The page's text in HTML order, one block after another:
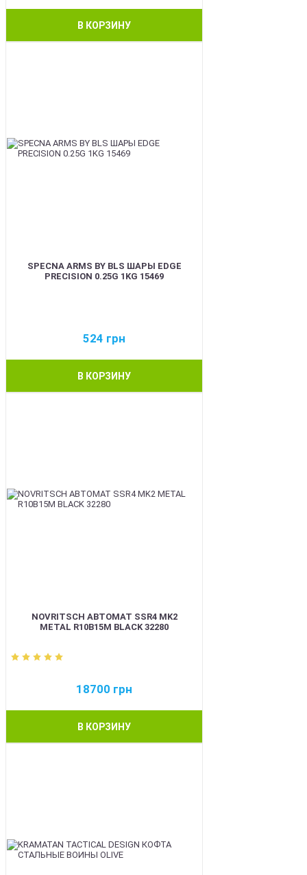
В КОРЗИНУ
SPECNA ARMS BY BLS ШАРЫ EDGE
PRECISION 0.25G 1KG 15469
524 грн
В КОРЗИНУ
NOVRITSCH АВТОМАТ SSR4 MK2
METAL R10B15M BLACK 32280
18700 грн
В КОРЗИНУ